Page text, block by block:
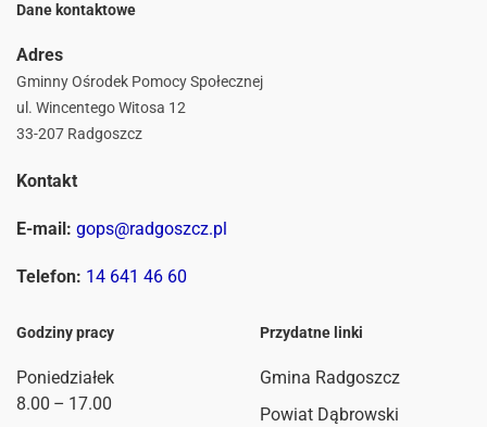
Dane kontaktowe
Adres
Gminny Ośrodek Pomocy Społecznej
ul. Wincentego Witosa 12
33-207 Radgoszcz
Kontakt
E-mail: gops@radgoszcz.pl
Telefon: 14 641 46 60
Godziny pracy
Poniedziałek
8.00 – 17.00
Przydatne linki
Gmina Radgoszcz
Powiat Dąbrowski